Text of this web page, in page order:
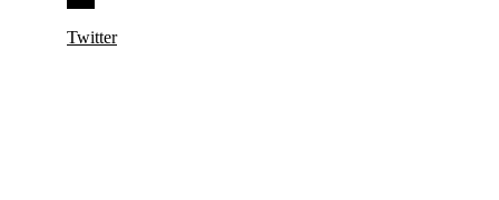
Twitter